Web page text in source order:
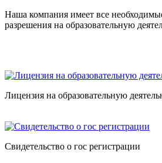
Наша компания имеет все
разрешения на образовательную
Лицензия на образовательную
Свидетельство о гос регистрации